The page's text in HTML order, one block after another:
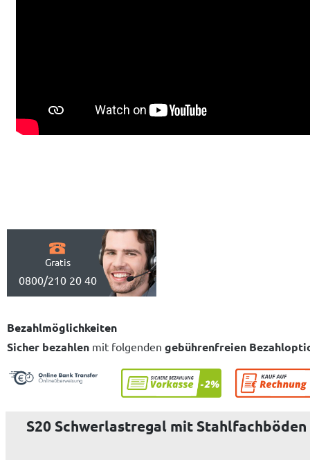
Gratis
0800/210 20 40
Bezahlmöglichkeiten
Sicher bezahlen mit folgenden gebührenfreien
S20 Schwerlastregal mit Stahlfachböden